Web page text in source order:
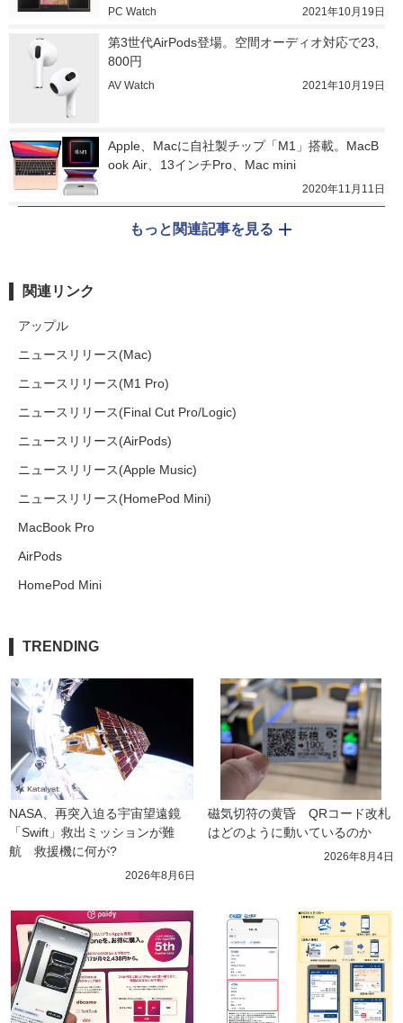
PC Watch 2021年10月19日
第3世代AirPods登場。空間オーディオ対応で23,
800円
AV Watch 2021年10月19日
Apple、Macに自社製チップ「M1」搭載。MacB
ook Air、13インチPro、Mac mini
2020年11月11日
もっと関連記事を見る
関連リンク
アップル
ニュースリリース(Mac)
ニュースリリース(M1 Pro)
ニュースリリース(Final Cut Pro/Logic)
ニュースリリース(AirPods)
ニュースリリース(Apple Music)
ニュースリリース(HomePod Mini)
MacBook Pro
AirPods
HomePod Mini
TRENDING
NASA、再突入迫る宇宙望遠鏡
「Swift」救出ミッションが難
航　救援機に何が?
2026年8月6日
磁気切符の黄昏　QRコード改札
はどのように動いているのか
2026年8月4日